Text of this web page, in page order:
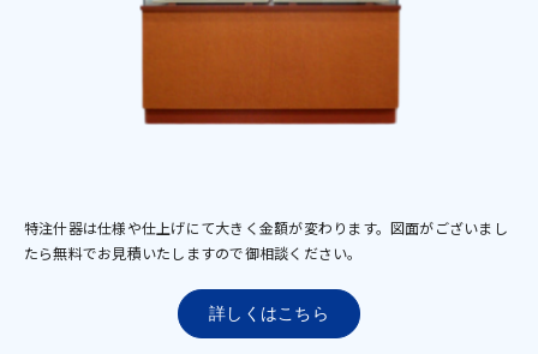
特注什器は仕様や仕上げにて大きく金額が変わります。図面がございまし
たら無料でお見積いたしますので御相談ください。
詳しくはこちら